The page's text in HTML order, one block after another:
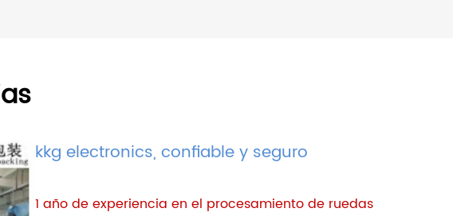
kkg electronics, confiable y seguro
1 año de experiencia en el procesamiento de ruedas